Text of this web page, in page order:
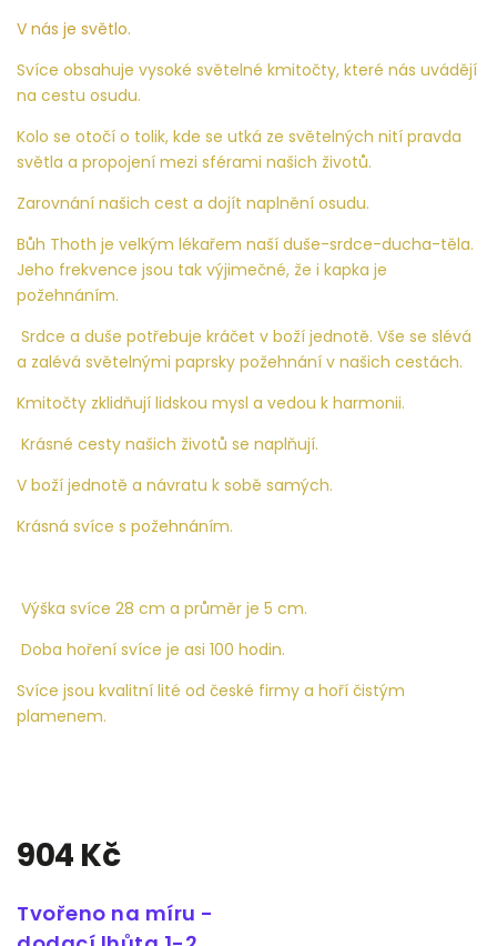
V nás je světlo.
Svíce obsahuje vysoké světelné kmitočty, které nás uvádějí
na cestu osudu.
Kolo se otočí o tolik, kde se utká ze světelných nití pravda
světla a propojení mezi sférami našich životů.
Zarovnání našich cest a dojít naplnění osudu.
Bůh Thoth je velkým lékařem naší duše-srdce-ducha-těla.
Jeho frekvence jsou tak výjimečné, že i kapka je
požehnáním.
Srdce a duše potřebuje kráčet v boží jednotě. Vše se slévá
a zalévá světelnými paprsky požehnání v našich cestách.
Kmitočty zklidňují lidskou mysl a vedou k harmonii.
Krásné cesty našich životů se naplňují.
V boží jednotě a návratu k sobě samých.
Krásná svíce s požehnáním.
Výška svíce 28 cm a průměr je 5 cm.
Doba hoření svíce je asi 100 hodin.
Svíce jsou kvalitní lité od české firmy a hoří čistým
plamenem.
904 Kč
Tvořeno na míru -